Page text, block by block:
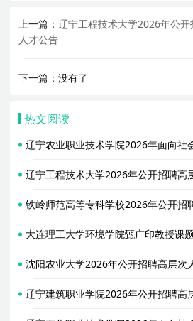
上一篇：辽宁工程技术大学2026年公
人才公告
下一篇：没有了
热文阅读
辽宁工程技术大学2026年公开招聘高
铁岭师范高等专科学校2026年公开招
大连理工大学环境学院甄广印教授课
沈阳农业大学2026年公开招聘高层次
辽宁建筑职业学院2026年公开招聘高